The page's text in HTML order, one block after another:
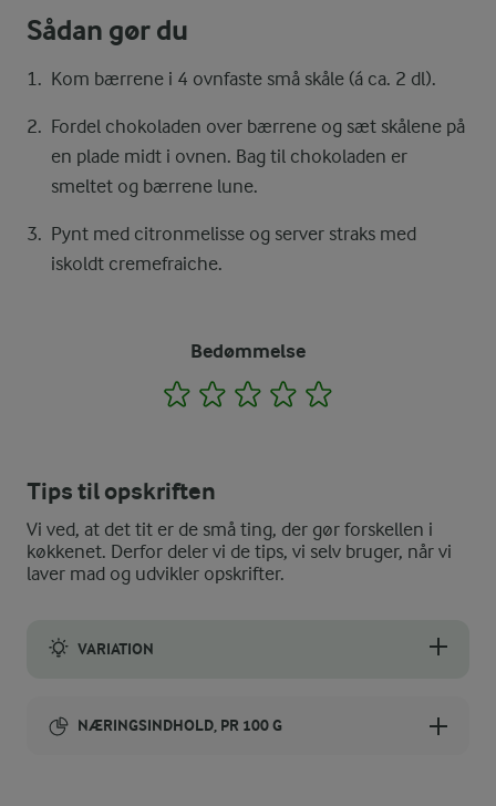
Sådan gør du
Kom bærrene i 4 ovnfaste små skåle (á ca. 2 dl).
Fordel chokoladen over bærrene og sæt skålene på
en plade midt i ovnen. Bag til chokoladen er
smeltet og bærrene lune.
Pynt med citronmelisse og server straks med
iskoldt cremefraiche.
Bedømmelse
1 2 3 4
Tips til opskriften
Vi ved, at det tit er de små ting, der gør forskellen i
køkkenet. Derfor deler vi de tips, vi selv bruger, når vi
laver mad og udvikler opskrifter.
VARIATION
NÆRINGSINDHOLD, PR 100 G